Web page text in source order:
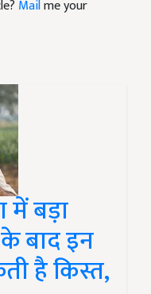
Mailme your
में बड़ा
बाद इन
है किस्त,